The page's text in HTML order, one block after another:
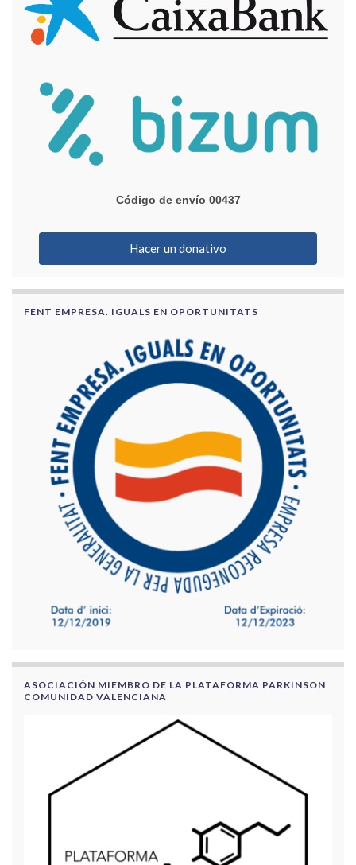
Código de envío 00437
Hacer un donativo
FENT EMPRESA. IGUALS EN OPORTUNITATS
ASOCIACIÓN MIEMBRO DE LA PLATAFORMA PARKINSON
COMUNIDAD VALENCIANA